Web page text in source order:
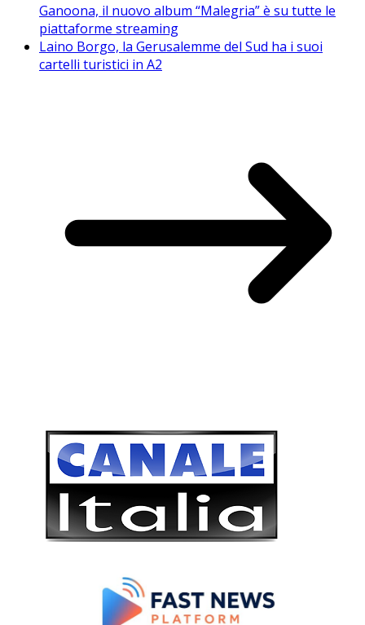
Ganoona, il nuovo album “Malegria” è su tutte le
piattaforme streaming
Laino Borgo, la Gerusalemme del Sud ha i suoi
cartelli turistici in A2